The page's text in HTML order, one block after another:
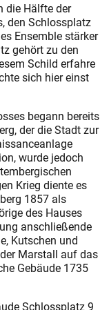
die Hälfte der
den Schlossplatz
Ensemble stärker
gehört zu den
Schild erfahre
sich hier einst
begann bereits
der die Stadt zur
wurde jedoch
Krieg diente es
1857 als
des Hauses
anschließende
Kutschen und
Marstall auf das
Gebäude 1735
Schlossplatz 9